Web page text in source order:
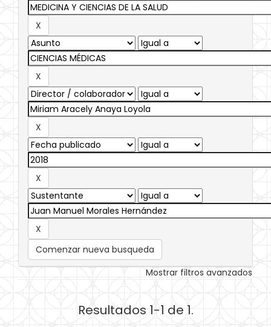
Comenzar nueva busqueda
Mostrar filtros avanzados
Resultados 1-1 de 1.